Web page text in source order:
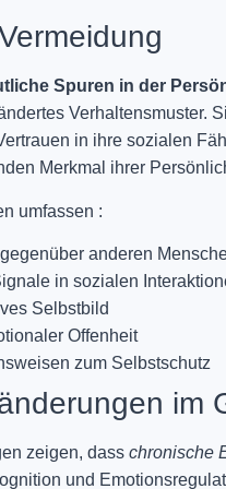
Spuren in der
Verhaltensmuster.
in ihre sozialen
Merkmal ihrer
umfassen :
anderen
in sozialen
Selbstbild
Offenheit
zum Selbstschutz
im
zeigen, dass chronische
und